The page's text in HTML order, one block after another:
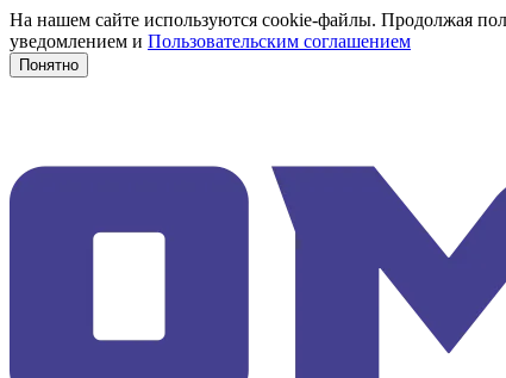
На нашем сайте используются cookie-файлы. Продолжая
уведомлением и Пользовательским соглашением
Понятно